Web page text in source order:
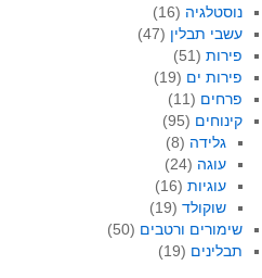
נוסטלגיה (16)
עשבי תבלין (47)
פירות(51)
פירות ים (19)
פרחים (11)
קינוחים (95)
גלידה (8)
עוגה (24)
עוגיות (16)
שוקולד (19)
שימורים ורטבים (50)
תבלינים (19)